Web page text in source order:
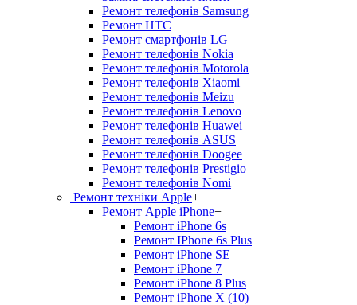
Ремонт телефонів Samsung
Ремонт HTC
Ремонт смартфонів LG
Ремонт телефонів Nokia
Ремонт телефонів Motorola
Ремонт телефонів Xiaomi
Ремонт телефонів Meizu
Ремонт телефонів Lenovo
Ремонт телефонів Huawei
Ремонт телефонів ASUS
Ремонт телефонів Doogee
Ремонт телефонів Prestigio
Ремонт телефонів Nomi
Ремонт техніки Apple+
Ремонт Apple iPhone+
Ремонт iPhone 6s
Ремонт IPhone 6s Plus
Ремонт iPhone SE
Ремонт iPhone 7
Ремонт iPhone 8 Plus
Ремонт iPhone X (10)